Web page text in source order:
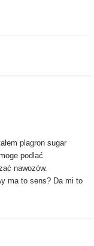
plagron sugar
podlać
nawozów.
ma to sens? Da mi to